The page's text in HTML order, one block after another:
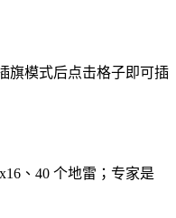
旗模式后点击格子即可插
、40 个地雷；专家是